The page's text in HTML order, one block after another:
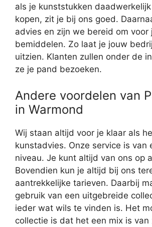
als je kunststukken
kopen, zit je bij ons goed.
advies en zijn we bereid om voor
bemiddelen. Zo laat je jouw
uitzien. Klanten zullen onder de
ze je pand bezoeken.
Andere voordelen van
in Warmond
Wij staan altijd voor je klaar als
kunstadvies. Onze service is van
niveau. Je kunt altijd van ons op
Bovendien kun je altijd bij ons
aantrekkelijke tarieven. Daarbij
gebruik van een uitgebreide
ieder wat wils te vinden is. Het
collectie is dat het een mix is van